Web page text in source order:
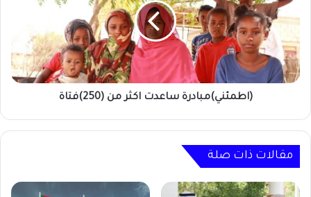
الادارة
(250)فتاة
(اطمئني)مبادرة ساعدت اكثر من (250)فتاة
مقالات ذات صلة